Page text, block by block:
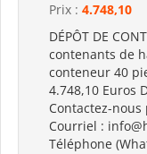
Prix : 4.748,10
DÉPÔT DE
contenants de
conteneur 40
4.748,10 Euros
Contactez-
Courriel :
Téléphone